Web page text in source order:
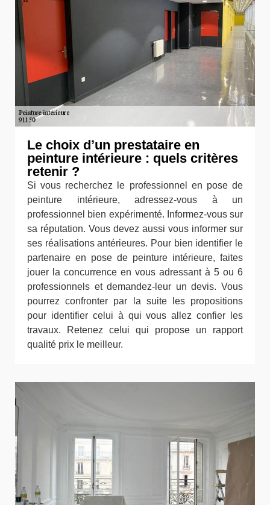
Le choix d’un prestataire en
peinture intérieure : quels critères
retenir ?
Si vous recherchez le professionnel en pose de
peinture intérieure, adressez-vous à un
professionnel bien expérimenté. Informez-vous sur
sa réputation. Vous devez aussi vous informer sur
ses réalisations antérieures. Pour bien identifier le
partenaire en pose de peinture intérieure, faites
jouer la concurrence en vous adressant à 5 ou 6
professionnels et demandez-leur un devis. Vous
pourrez confronter par la suite les propositions
pour identifier celui à qui vous allez confier les
travaux. Retenez celui qui propose un rapport
qualité prix le meilleur.